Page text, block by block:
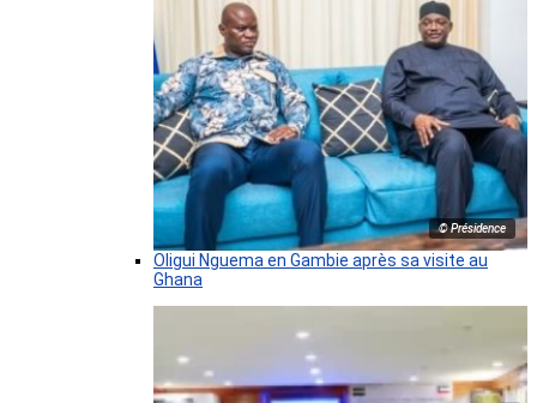
© Présidence
Oligui Nguema en Gambie après sa visite au
Ghana